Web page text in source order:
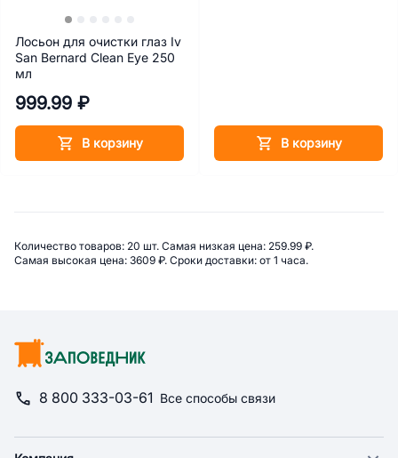
Лосьон для очистки глаз Iv
San Bernard Clean Eye 250
мл
999.99 ₽
В корзину В корзину
Сводная информация по
Количество товаров: 20 шт. Самая низкая цена: 259.99 ₽.
Самая высокая цена: 3609 ₽. Сроки доставки: от 1 часа.
8 800 333-03-61 Все способы связи